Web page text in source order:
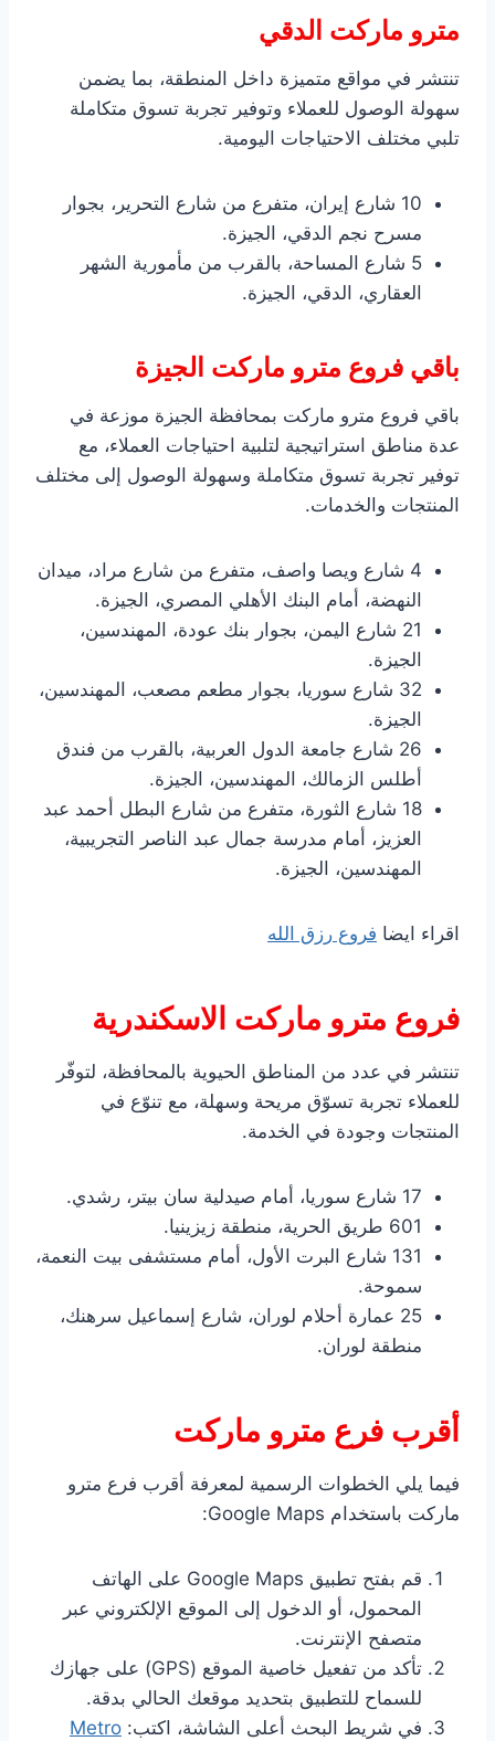
مترو ماركت الدقي
تنتشر في مواقع متميزة داخل المنطقة، بما يضمن
سهولة الوصول للعملاء وتوفير تجربة تسوق متكاملة
تلبي مختلف الاحتياجات اليومية.
10 شارع إيران، متفرع من شارع التحرير، بجوار
مسرح نجم الدقي، الجيزة.
5 شارع المساحة، بالقرب من مأمورية الشهر
العقاري، الدقي، الجيزة.
باقي فروع مترو ماركت الجيزة
باقي فروع مترو ماركت بمحافظة الجيزة موزعة في
عدة مناطق استراتيجية لتلبية احتياجات العملاء، مع
توفير تجربة تسوق متكاملة وسهولة الوصول إلى مختلف
المنتجات والخدمات.
4 شارع ويصا واصف، متفرع من شارع مراد، ميدان
النهضة، أمام البنك الأهلي المصري، الجيزة.
21 شارع اليمن، بجوار بنك عودة، المهندسين،
الجيزة.
32 شارع سوريا، بجوار مطعم مصعب، المهندسين،
الجيزة.
26 شارع جامعة الدول العربية، بالقرب من فندق
أطلس الزمالك، المهندسين، الجيزة.
18 شارع الثورة، متفرع من شارع البطل أحمد عبد
العزيز، أمام مدرسة جمال عبد الناصر التجريبية،
المهندسين، الجيزة.
اقراء ايضا فروع رزق الله
فروع مترو ماركت الاسكندرية
تنتشر في عدد من المناطق الحيوية بالمحافظة، لتوفّر
للعملاء تجربة تسوّق مريحة وسهلة، مع تنوّع في
المنتجات وجودة في الخدمة.
17 شارع سوريا، أمام صيدلية سان بيتر، رشدي.
601 طريق الحرية، منطقة زيزينيا.
131 شارع البرت الأول، أمام مستشفى بيت النعمة،
سموحة.
25 عمارة أحلام لوران، شارع إسماعيل سرهنك،
منطقة لوران.
أقرب فرع مترو ماركت
فيما يلي الخطوات الرسمية لمعرفة أقرب فرع مترو
ماركت باستخدام Google Maps:
قم بفتح تطبيق Google Maps على الهاتف
المحمول، أو الدخول إلى الموقع الإلكتروني عبر
متصفح الإنترنت.
تأكد من تفعيل خاصية الموقع (GPS) على جهازك
للسماح للتطبيق بتحديد موقعك الحالي بدقة.
في شريط البحث أعلى الشاشة، اكتب: Metro